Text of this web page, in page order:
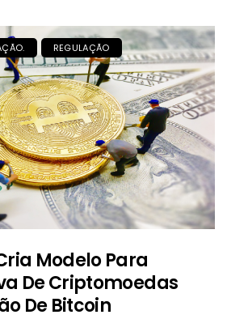
REGULAÇÃO
Modelo Para
De Criptomoedas
De Bitcoin